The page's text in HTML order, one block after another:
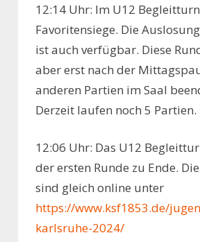
12:14 Uhr: Im U12
Favoritensiege. Die
ist auch verfügbar. Diese
aber erst nach der
anderen Partien im Saal
Derzeit laufen noch 5 Partien.
12:06 Uhr: Das U12
der ersten Runde zu Ende.
sind gleich online unter
https://www.ksf1853.de/
karlsruhe-2024/